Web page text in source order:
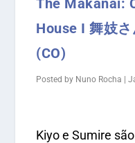
House I 舞妓
(CO)
Posted by Nuno Rocha |
Kiyo e Sumire